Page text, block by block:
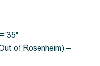
of Rosenheim) –